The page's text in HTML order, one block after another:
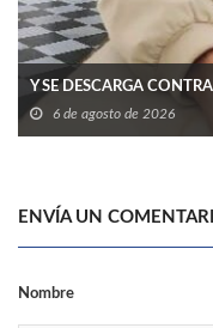
Y SE DESCARGA
6 de agosto de 2026
ENVÍA UN
Nombre